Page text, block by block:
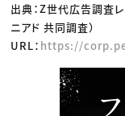
出典：Z世代広告調査
ニアド 共同調査）
URL： https://